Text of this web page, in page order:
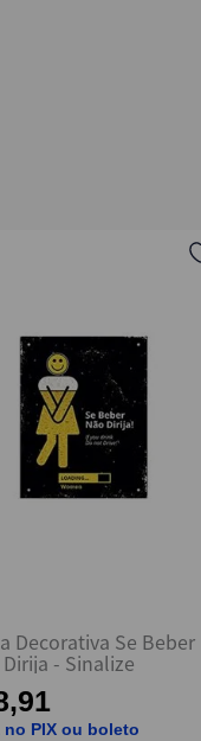
Decorativa Se Beber
- Sinalize
no PIX ou boleto